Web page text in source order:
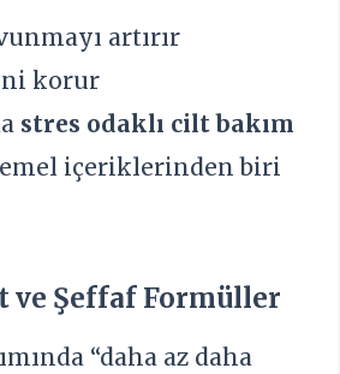
artırır
korur
stres odaklı cilt bakım
içeriklerinden biri
Şeffaf Formüller
“daha az daha